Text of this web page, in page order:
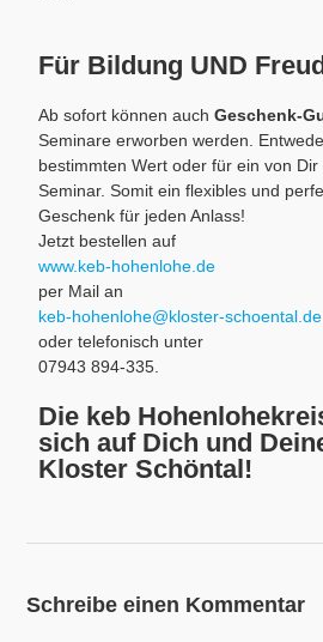
Für Bildung UND
Ab sofort können auchGeschenk-
Seminare erworben werden.
bestimmten Wert oder für ein von
Seminar. Somit ein flexibles und
Geschenk für jeden Anlass!
Jetzt bestellen auf
www.keb-hohenlohe.de
per Mail an
keb-hohenlohe@kloster-schoental.de
oder telefonisch unter
07943 894-335.
Die keb
sich auf Dich und
Kloster Schöntal!
Schreibe einen Kommentar